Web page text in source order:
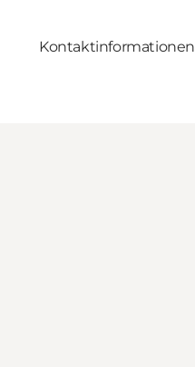
Kontaktinformationen